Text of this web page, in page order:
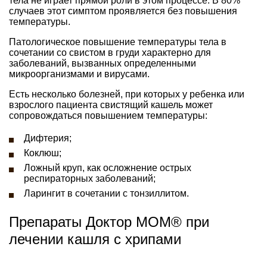
случаев этот симптом проявляется без повышения
температуры.
Патологическое повышение температуры тела в
сочетании со свистом в груди характерно для
заболеваний, вызванных определенными
микроорганизмами и вирусами.
Есть несколько болезней, при которых у ребенка или
взрослого пациента свистящий кашель может
сопровождаться повышением температуры:
Дифтерия;
Коклюш;
Ложный круп, как осложнение острых
респираторных заболеваний;
Ларингит в сочетании с тонзиллитом.
Препараты Доктор МОМ® при
лечении кашля с хрипами